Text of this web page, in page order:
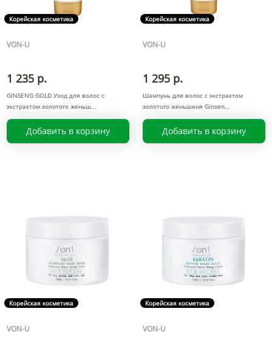
Корейская косметика
VON-U
1 235 р.
GINSENG GOLD Уход для волос с
экстрактом золотого женьш
Добавить в корзину
Корейская косметика
VON-U
1 295 р.
Шампунь для волос с экстрактом
золотого женьшеня Ginsen
Добавить в корзину
Корейская косметика
VON-U
Корейская косметика
VON-U